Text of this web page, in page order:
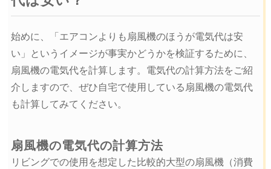
始めに、「エアコンよりも扇風機のほうが電気代は安
い」というイメージが事実かどうかを検証するために、
扇風機の電気代を計算します。電気代の計算方法をご紹
介しますので、ぜひ自宅で使用している扇風機の電気代
も計算してみてください。
扇風機の電気代の計算方法
リビングでの使用を想定した比較的大型の扇風機（消費